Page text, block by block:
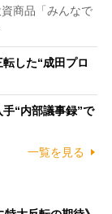
商品「みんなで
した“成田プロ
手“内部議事録”で
一覧を見る